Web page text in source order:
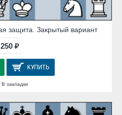
защита. Закрытый вариант
250 ₽
КУПИТЬ
В закладки